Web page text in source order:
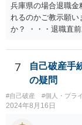
兵庫県の場合退職金
れるのかご教示願い
か？ ・・・退職直
準でしょう。 また
でしょうか？ ・・
回答されるまで
てが可能で しっ
週間で開始決定が
す。
7
自己破産手
の疑問
#自己破産 #個人・プラ
2024年8月16日